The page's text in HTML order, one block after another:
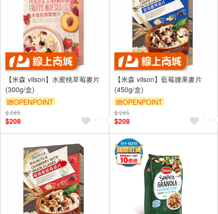
【米森 vilson】水蜜桃草莓麥片
(300g/盒)
贈OPENPOINT
$ 245
$208
【米森 vilson】藍莓腰果麥片
(450g/盒)
贈OPENPOINT
$ 245
$208